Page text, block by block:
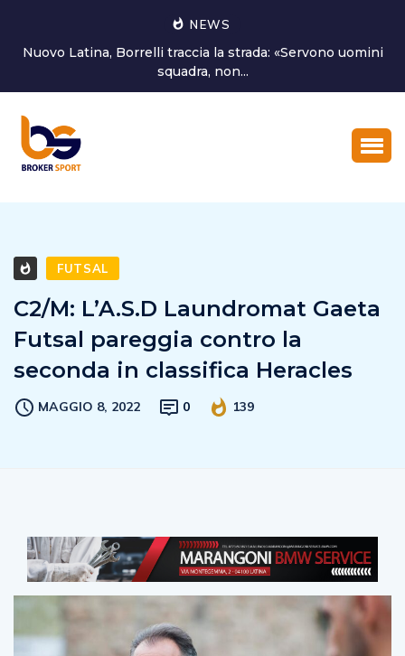
NEWS
Castorri è un nuovo giocatore del Latina Calcio 1932
FUTSAL
C2/M: L’A.S.D Laundromat Gaeta
Futsal pareggia contro la
seconda in classifica Heracles
MAGGIO 8, 2022 0 139